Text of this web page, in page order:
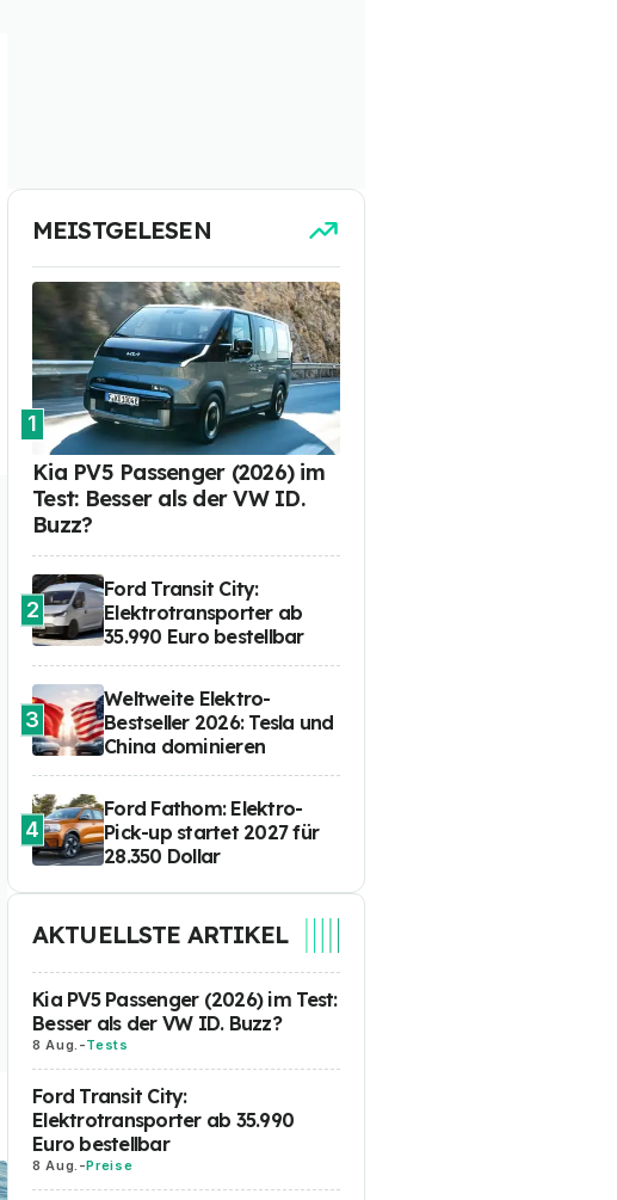
MEISTGELESEN
1
Kia PV5 Passenger (2026) im
Test: Besser als der VW ID.
Buzz?
2
Ford Transit City:
Elektrotransporter ab
35.990 Euro bestellbar
3
Weltweite Elektro-
Bestseller 2026: Tesla und
China dominieren
4
Ford Fathom: Elektro-
Pick-up startet 2027 für
28.350 Dollar
AKTUELLSTE ARTIKEL
Kia PV5 Passenger (2026) im Test:
Besser als der VW ID. Buzz?
8 Aug. -Tests
Ford Transit City:
Elektrotransporter ab 35.990
Euro bestellbar
8 Aug. -Preise